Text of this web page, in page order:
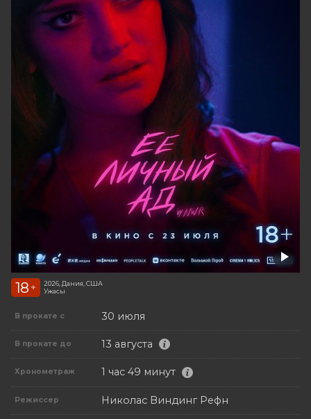
18 +
2026, Дания, США
Ужасы
В прокате с 30 июля
В прокате до 13 августа
Хронометраж 1 час 49 минут
Режиссер Николас Виндинг Рефн